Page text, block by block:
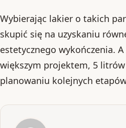
Wybierając lakier o takich
skupić się na uzyskaniu
estetycznego wykończenia.
większym projektem, 5
planowaniu kolejnych